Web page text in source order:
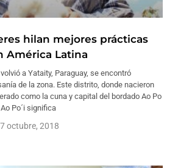
hilan mejores prácticas
América Latina
a Yataity, Paraguay, se encontró
de la zona. Este distrito, donde nacieron
como la cuna y capital del bordado Ao Po
Po´i significa
7 octubre, 2018